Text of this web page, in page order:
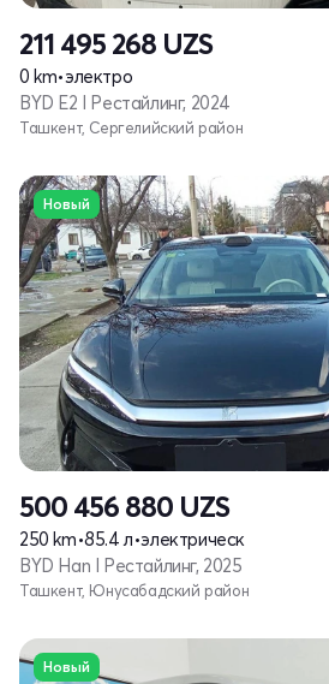
211 495 268 UZS
0 km•электро
BYD E2 I Рестайлинг, 2024
Ташкент, Сергелийский район
Новый
500 456 880 UZS
250 km•85.4 л•электрическ
BYD Han I Рестайлинг, 2025
Ташкент, Юнусабадский район
Новый